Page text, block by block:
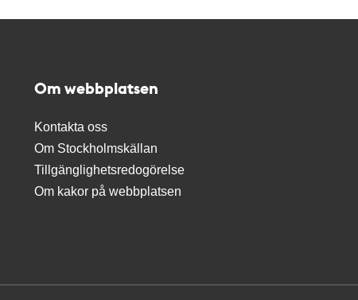
Om webbplatsen
Kontakta oss
Om Stockholmskällan
Tillgänglighetsredogörelse
Om kakor på webbplatsen